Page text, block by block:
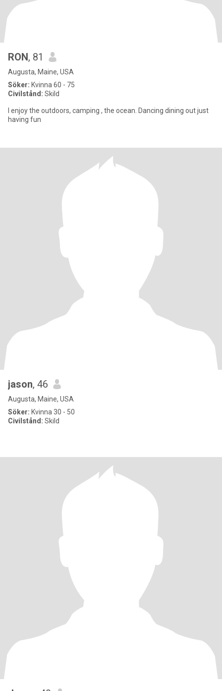
RON, 81
Augusta, Maine, USA
Söker: Kvinna 60 - 75
Civilstånd: Skild
I enjoy the outdoors, camping , the ocean. Dancing dining out just
having fun
jason, 46
Augusta, Maine, USA
Söker: Kvinna 30 - 50
Civilstånd: Skild